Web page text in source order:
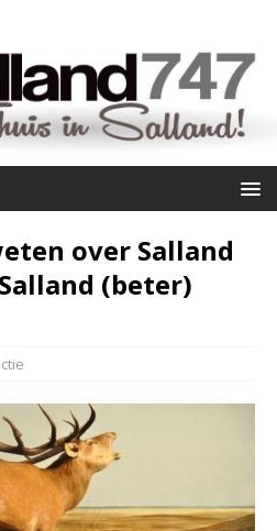
over Salland
(beter)